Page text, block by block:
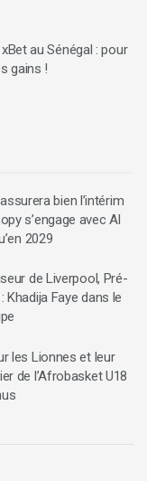
au Sénégal : pour
gains !
bien l’intérim
s’engage avec Al
2029
de Liverpool, Pré-
Khadija Faye dans le
les Lionnes et leur
de l’Afrobasket U18